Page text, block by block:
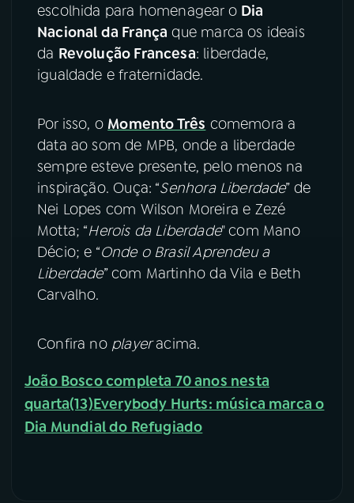
ACOMPANHE A RÁDIO NACIONAL
YouTube Facebook
TikTok
escolhida para homenagear o Dia
Nacional da França que marca os ideais
da Revolução Francesa: liberdade,
igualdade e fraternidade.
Por isso, o Momento Três comemora a
data ao som de MPB, onde a liberdade
sempre esteve presente, pelo menos na
inspiração. Ouça: “Senhora Liberdade” de
Nei Lopes com Wilson Moreira e Zezé
Motta; “Herois da Liberdade" com Mano
Décio; e “Onde o Brasil Aprendeu a
Liberdade” com Martinho da Vila e Beth
Carvalho.
Confira no playeracima.
João Bosco completa 70 anos nesta
quarta(13)Everybody Hurts: música marca o
Dia Mundial do Refugiado